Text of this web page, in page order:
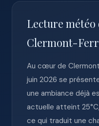
Lecture météo
Clermont-
Au cœur de
juin 2026 se
une ambiance déjà
actuelle atteint
ce qui traduit une